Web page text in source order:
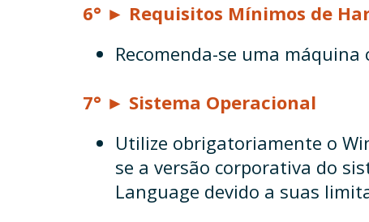
6° ► Requisitos Mínimos de
Recomenda-se uma
7° ► Sistema Operacional
Utilize obrigatoriamente o
se a versão corporativa do
Language devido a suas